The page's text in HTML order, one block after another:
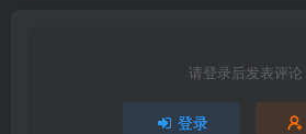
请登录后发表评论
登录